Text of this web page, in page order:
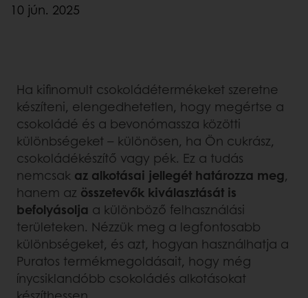
10 jún. 2025
Ha kifinomult csokoládétermékeket szeretne
készíteni, elengedhetetlen, hogy megértse a
csokoládé és a bevonómassza közötti
különbségeket – különösen, ha Ön cukrász,
csokoládékészítő vagy pék. Ez a tudás
nemcsak az alkotásai jellegét határozza meg,
hanem az összetevők kiválasztását is
befolyásolja a különböző felhasználási
területeken. Nézzük meg a legfontosabb
különbségeket, és azt, hogyan használhatja a
Puratos termékmegoldásait, hogy még
ínycsiklandóbb csokoládés alkotásokat